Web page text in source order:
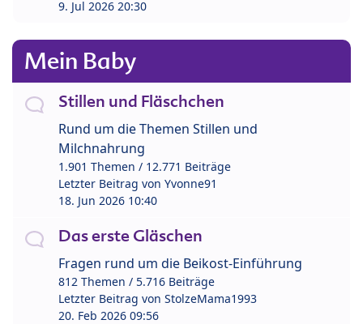
9. Jul 2026 20:30
Mein Baby
Stillen und Fläschchen
Rund um die Themen Stillen und
Milchnahrung
1.901 Themen / 12.771 Beiträge
Letzter Beitrag von Yvonne91
18. Jun 2026 10:40
Das erste Gläschen
Fragen rund um die Beikost-Einführung
812 Themen / 5.716 Beiträge
Letzter Beitrag von StolzeMama1993
20. Feb 2026 09:56